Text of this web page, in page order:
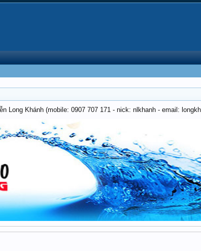
Long Khánh (mobile: 0907 707 171 - nick: nlkhanh - email: